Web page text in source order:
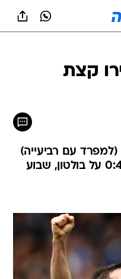
קצת
צלסי מחקה את וילה עם 1:7 (למפרד עם רביעייה)
ויונייטד נשארה ראשונה עם 0:4 על בולטון, שבוע